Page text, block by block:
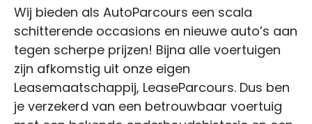
Wij bieden als AutoParcours een scala
schitterende occasions en nieuwe auto’s aan
tegen scherpe prijzen! Bijna alle voertuigen
zijn afkomstig uit onze eigen
Leasemaatschappij, LeaseParcours. Dus ben
je verzekerd van een betrouwbaar voertuig